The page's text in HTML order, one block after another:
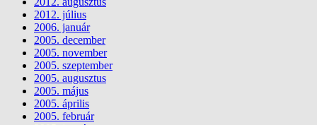
2012. július
2006. január
2005. december
2005. november
2005. szeptember
2005. augusztus
2005. május
2005. április
2005. február